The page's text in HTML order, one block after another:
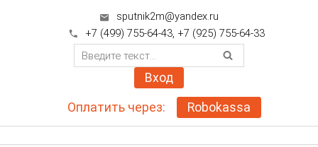
 sputnik2m@yandex.ru
 +7 (499) 755-64-43, +7 (925) 755-64-33
Вход
Оплатить через: Robokassa